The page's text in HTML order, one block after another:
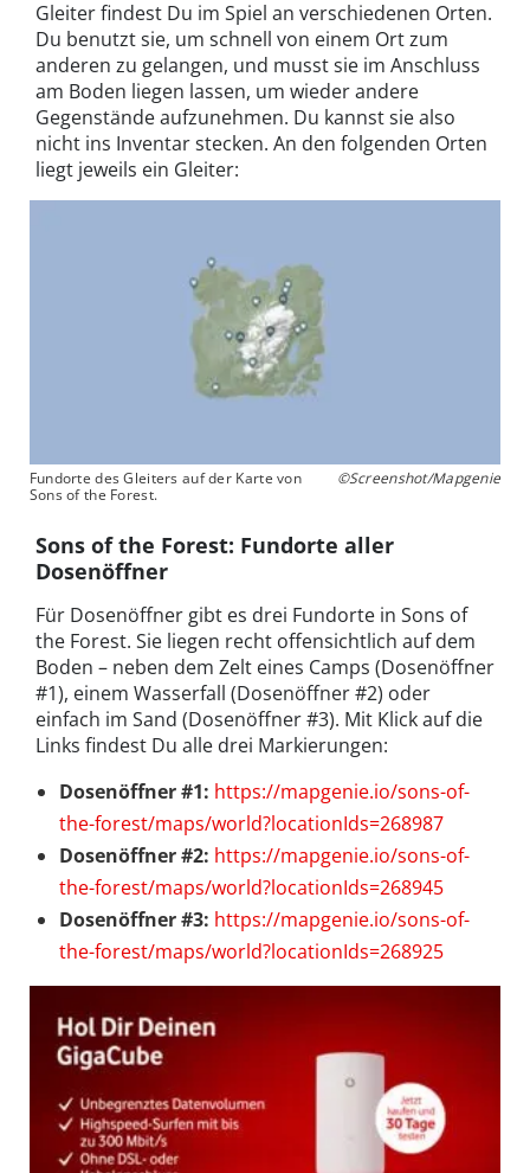
Gleiter findest Du im Spiel an verschiedenen Orten.
Du benutzt sie, um schnell von einem Ort zum
anderen zu gelangen, und musst sie im Anschluss
am Boden liegen lassen, um wieder andere
Gegenstände aufzunehmen. Du kannst sie also
nicht ins Inventar stecken. An den folgenden Orten
liegt jeweils ein Gleiter:
Fundorte des Gleiters auf der Karte von
Sons of the Forest.
©Screenshot/Mapgenie
Sons of the Forest: Fundorte aller
Dosenöffner
Für Dosenöffner gibt es drei Fundorte in Sons of
the Forest. Sie liegen recht offensichtlich auf dem
Boden – neben dem Zelt eines Camps (Dosenöffner
#1), einem Wasserfall (Dosenöffner #2) oder
einfach im Sand (Dosenöffner #3). Mit Klick auf die
Links findest Du alle drei Markierungen:
Dosenöffner #1: https://mapgenie.io/sons-of-
the-forest/maps/world?locationIds=268987
Dosenöffner #2: https://mapgenie.io/sons-of-
the-forest/maps/world?locationIds=268945
Dosenöffner #3: https://mapgenie.io/sons-of-
the-forest/maps/world?locationIds=268925